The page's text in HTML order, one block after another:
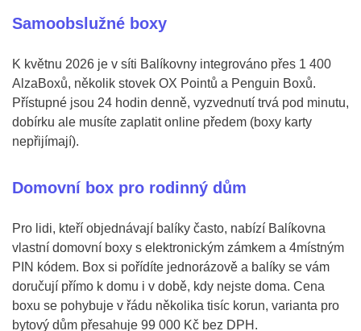
Samoobslužné boxy
K květnu 2026 je v síti Balíkovny integrováno přes 1 400
AlzaBoxů, několik stovek OX Pointů a Penguin Boxů.
Přístupné jsou 24 hodin denně, vyzvednutí trvá pod minutu,
dobírku ale musíte zaplatit online předem (boxy karty
nepřijímají).
Domovní box pro rodinný dům
Pro lidi, kteří objednávají balíky často, nabízí Balíkovna
vlastní domovní boxy s elektronickým zámkem a 4místným
PIN kódem. Box si pořídíte jednorázově a balíky se vám
doručují přímo k domu i v době, kdy nejste doma. Cena
boxu se pohybuje v řádu několika tisíc korun, varianta pro
bytový dům přesahuje 99 000 Kč bez DPH.